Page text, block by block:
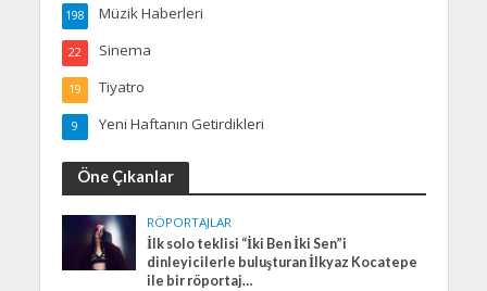
Müzik Haberleri
198
Sinema
22
Tiyatro
19
Yeni Haftanın Getirdikleri
9
Öne Çıkanlar
RÖPORTAJLAR
İlk solo teklisi “İki Ben İki Sen”i
dinleyicilerle buluşturan İlkyaz Kocatepe
ile bir röportaj…